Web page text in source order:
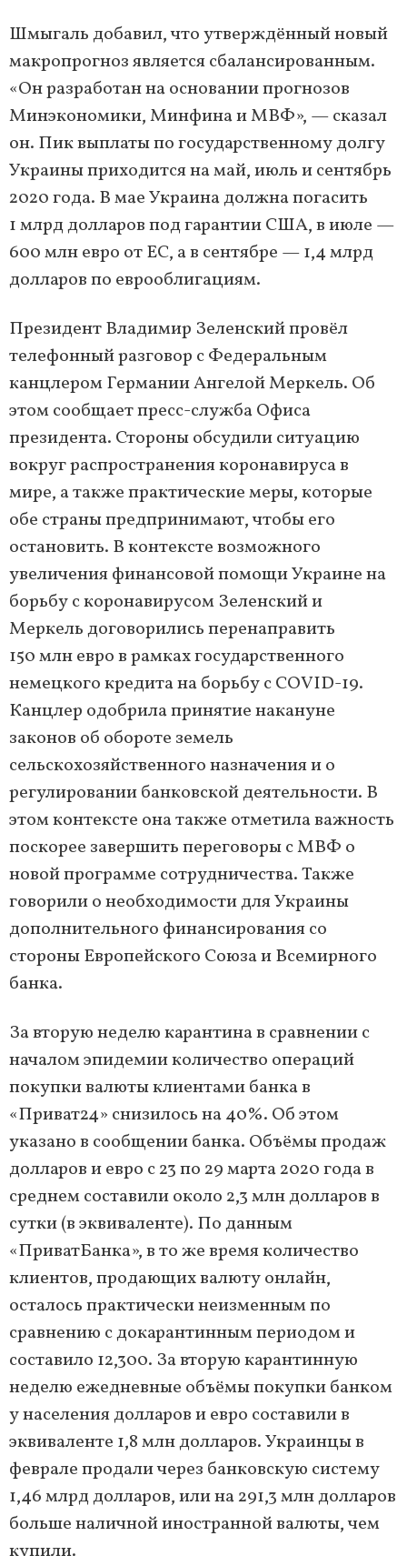
Шмыгаль добавил, что утверждённый новый
макропрогноз является сбалансированным.
«Он разработан на основании прогнозов
Минэкономики, Минфина и МВФ», — сказал
он. Пик выплаты по государственному долгу
Украины приходится на май, июль и сентябрь
2020 года. В мае Украина должна погасить
1 млрд долларов под гарантии США, в июле —
600 млн евро от ЕС, а в сентябре — 1,4 млрд
долларов по еврооблигациям.
Президент Владимир Зеленский провёл
телефонный разговор с Федеральным
канцлером Германии Ангелой Меркель. Об
этом сообщает пресс-служба Офиса
президента. Стороны обсудили ситуацию
вокруг распространения коронавируса в
мире, а также практические меры, которые
обе страны предпринимают, чтобы его
остановить. В контексте возможного
увеличения финансовой помощи Украине на
борьбу с коронавирусом Зеленский и
Меркель договорились перенаправить
150 млн евро в рамках государственного
немецкого кредита на борьбу с COVID-19.
Канцлер одобрила принятие накануне
законов об обороте земель
сельскохозяйственного назначения и о
регулировании банковской деятельности. В
этом контексте она также отметила важность
поскорее завершить переговоры с МВФ о
новой программе сотрудничества. Также
говорили о необходимости для Украины
дополнительного финансирования со
стороны Европейского Союза и Всемирного
банка.
За вторую неделю карантина в сравнении с
началом эпидемии количество операций
покупки валюты клиентами банка в
«Приват24» снизилось на 40%. Об этом
указано в сообщении банка. Объёмы продаж
долларов и евро с 23 по 29 марта 2020 года в
среднем составили около 2,3 млн долларов в
сутки (в эквиваленте). По данным
«ПриватБанка», в то же время количество
клиентов, продающих валюту онлайн,
осталось практически неизменным по
сравнению с докарантинным периодом и
составило 12,300. За вторую карантинную
неделю ежедневные объёмы покупки банком
у населения долларов и евро составили в
эквиваленте 1,8 млн долларов. Украинцы в
феврале продали через банковскую систему
1,46 млрд долларов, или на 291,3 млн долларов
больше наличной иностранной валюты, чем